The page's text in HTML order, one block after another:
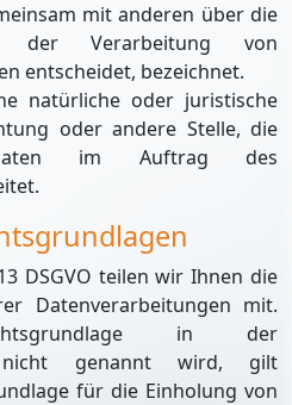
mit anderen über die
der Verarbeitung von
entscheidet, bezeichnet.
natürliche oder juristische
oder andere Stelle, die
Daten im Auftrag des
DSGVO teilen wir Ihnen die
Datenverarbeitungen mit.
in der
nicht genannt wird, gilt
für die Einholung von